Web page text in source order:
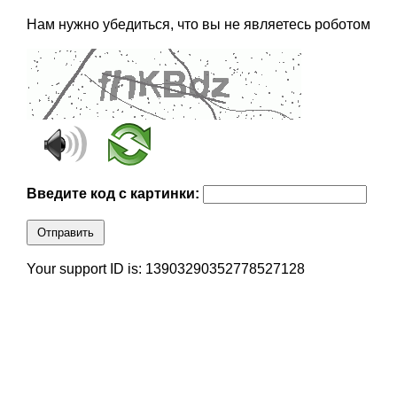
Нам нужно убедиться, что вы не являетесь роботом
Введите код с картинки:
Отправить
Your support ID is: 13903290352778527128